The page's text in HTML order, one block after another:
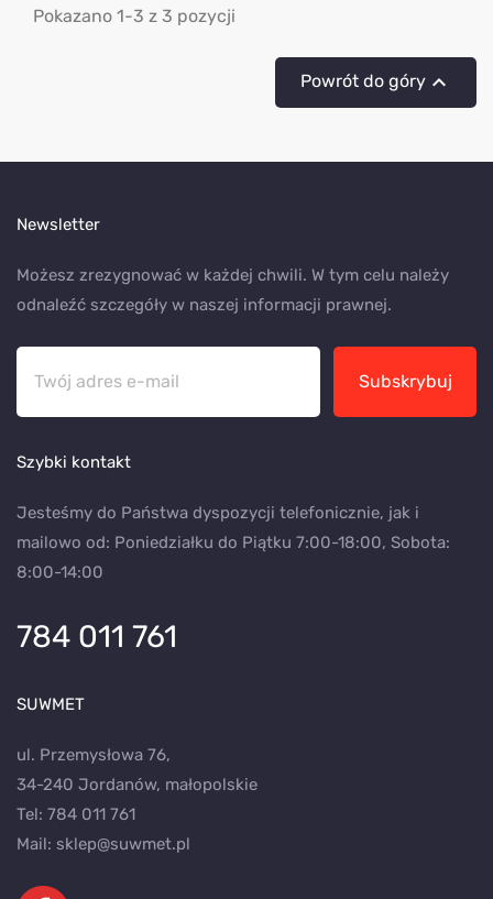
Pokazano 1-3 z 3 pozycji
Powrót do góry
Newsletter
Możesz zrezygnować w każdej chwili. W tym celu należy
odnaleźć szczegóły w naszej informacji prawnej.
Subskrybuj
Szybki kontakt
Jesteśmy do Państwa dyspozycji telefonicznie, jak i
mailowo od: Poniedziałku do Piątku 7:00-18:00, Sobota:
8:00-14:00
784 011 761
SUWMET
ul. Przemysłowa 76,
34-240 Jordanów, małopolskie
Tel: 784 011 761
Mail: sklep@suwmet.pl